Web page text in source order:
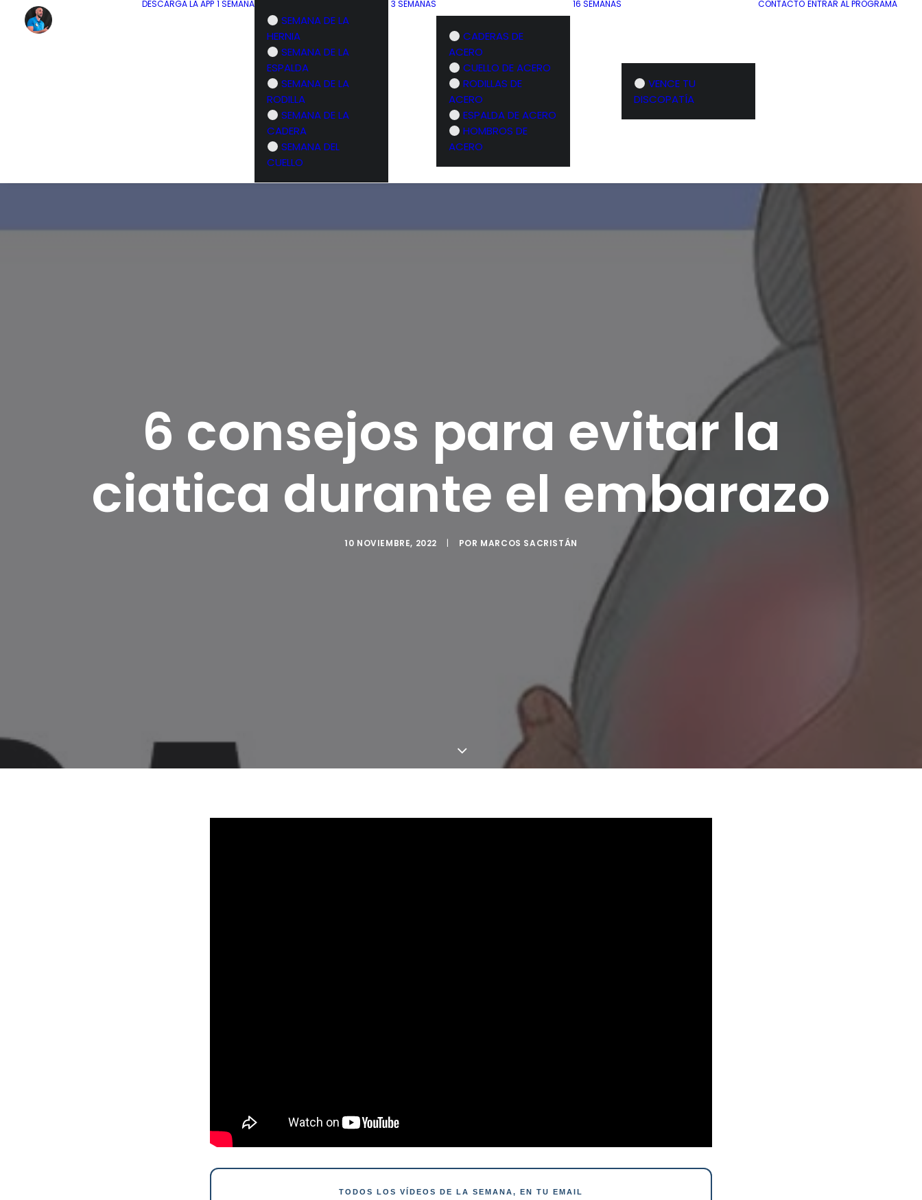
DESCARGA LA APP 1 SEMANA
SEMANA DE LA
HERNIA
SEMANA DE LA
ESPALDA
SEMANA DE LA
RODILLA
SEMANA DE LA
CADERA
SEMANA DEL
CUELLO
3 SEMANAS
CADERAS DE
ACERO
CUELLO DE ACERO
RODILLAS DE
ACERO
ESPALDA DE ACERO
HOMBROS DE
ACERO
16 SEMANAS
VENCE TU
DISCOPATÍA
CONTACTO ENTRAR AL PROGRAMA
6 consejos para evitar la
ciatica durante el embarazo
10 NOVIEMBRE, 2022 | POR MARCOS SACRISTÁN
TODOS LOS VÍDEOS DE LA SEMANA, EN TU EMAIL